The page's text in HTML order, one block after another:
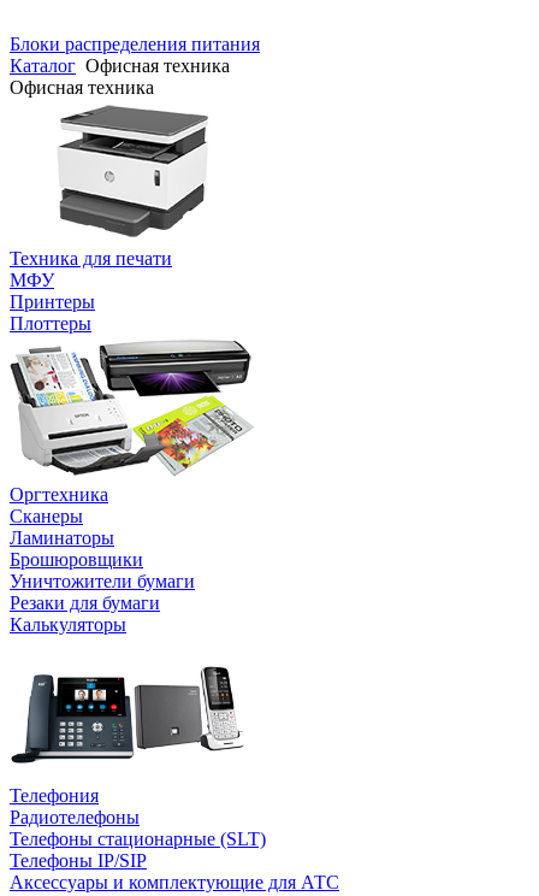
Блоки распределения питания
Каталог Офисная техника
Офисная техника
Техника для печати
МФУ
Принтеры
Плоттеры
Оргтехника
Сканеры
Ламинаторы
Брошюровщики
Уничтожители бумаги
Резаки для бумаги
Калькуляторы
Телефония
Радиотелефоны
Телефоны стационарные (SLT)
Телефоны IP/SIP
Аксессуары и комплектующие для АТС